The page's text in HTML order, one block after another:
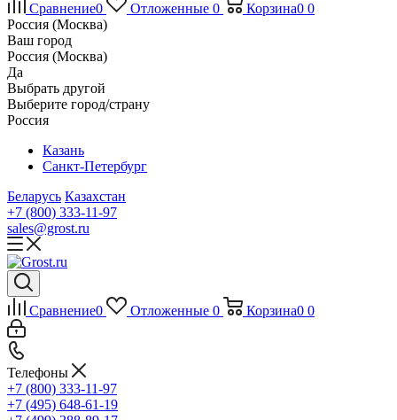
Сравнение0 Отложенные 0 Корзина0 0
Россия (Москва)
Ваш город
Россия (Москва)
Да
Выбрать другой
Выберите город/страну
Россия
Казань
Санкт-Петербург
Беларусь Казахстан
+7 (800) 333-11-97
sales@grost.ru
Сравнение0 Отложенные 0 Корзина0 0
Телефоны
+7 (800) 333-11-97
+7 (495) 648-61-19